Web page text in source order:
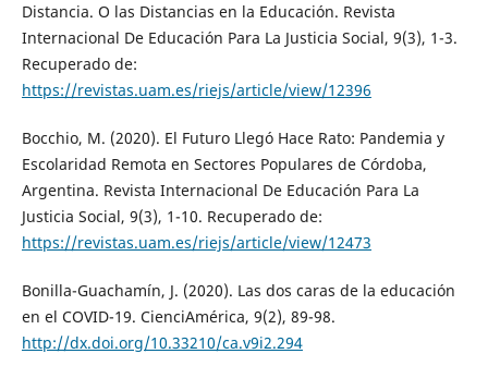
Distancia. O las Distancias en la Educación. Revista
Internacional De Educación Para La Justicia Social, 9(3), 1-3.
Recuperado de:
https://revistas.uam.es/riejs/article/view/12396
Bocchio, M. (2020). El Futuro Llegó Hace Rato: Pandemia y
Escolaridad Remota en Sectores Populares de Córdoba,
Argentina. Revista Internacional De Educación Para La
Justicia Social, 9(3), 1-10. Recuperado de:
https://revistas.uam.es/riejs/article/view/12473
Bonilla-Guachamín, J. (2020). Las dos caras de la educación
en el COVID-19. CienciAmérica, 9(2), 89-98.
http://dx.doi.org/10.33210/ca.v9i2.294